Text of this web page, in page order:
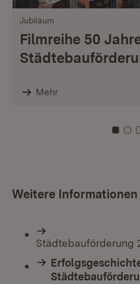
Jubiläum
Filmreihe 50
Mehr
Zu
Weitere Informationen
Städtebauförderung